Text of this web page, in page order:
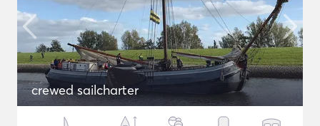
crewed sailcharter